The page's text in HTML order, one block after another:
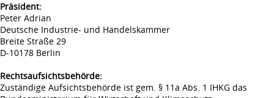
Präsident:
Peter Adrian
Deutsche Industrie- und Handelskammer
Breite Straße 29
D-10178 Berlin
Rechtsaufsichtsbehörde:
Zuständige Aufsichtsbehörde ist gem. § 11a Abs. 1 IHKG das